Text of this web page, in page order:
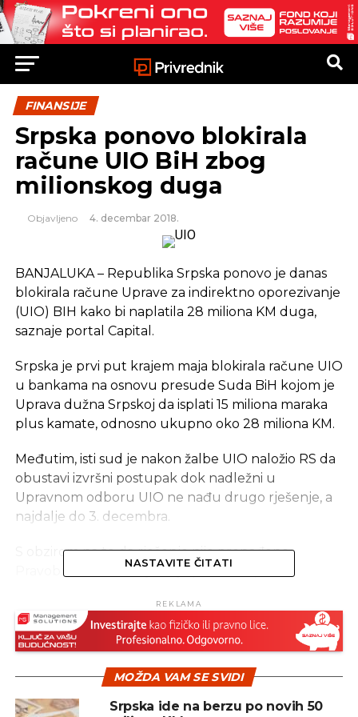
FINANSIJE
Srpska ponovo blokirala
račune UIO BiH zbog
milionskog duga
Objavljeno 4. decembar 2018.
BANJALUKA – Republika Srpska ponovo je danas
blokirala račune Uprave za indirektno oporezivanje
(UIO) BIH kako bi naplatila 28 miliona KM duga,
saznaje portal Capital.
Srpska je prvi put krajem maja blokirala račune UIO
u bankama na osnovu presude Suda BiH kojom je
Uprava dužna Srpskoj da isplati 15 miliona maraka
plus kamate, odnosno ukupno oko 28 miliona KM.
Međutim, isti sud je nakon žalbe UIO naložio RS da
obustavi izvršni postupak dok nadležni u
Upravnom odboru UIO ne nađu drugo rješenje, a
najdalje do 3. decembra.
S obzirom na to da rješenje nije pronađeno,
Pravobranilaštvo RS juče je ponovo uputilo
Blokadom računa UIO, Srpska je u prethodnom
periodu uspjela da naplati 4,67 miliona KM.
REKLAMA
NASTAVITE ČITATI
REKLAMA
MOŽDA VAM SE SVIDI
Srpska ide na berzu po novih 50